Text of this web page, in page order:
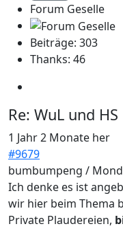
Forum Geselle
Beiträge: 303
Thanks: 46
Re: WuL und HS
1 Jahr 2 Monate her
#9679
bumbumpeng /
Ich denke es ist
wir hier beim Thema
Private Plaudereien,